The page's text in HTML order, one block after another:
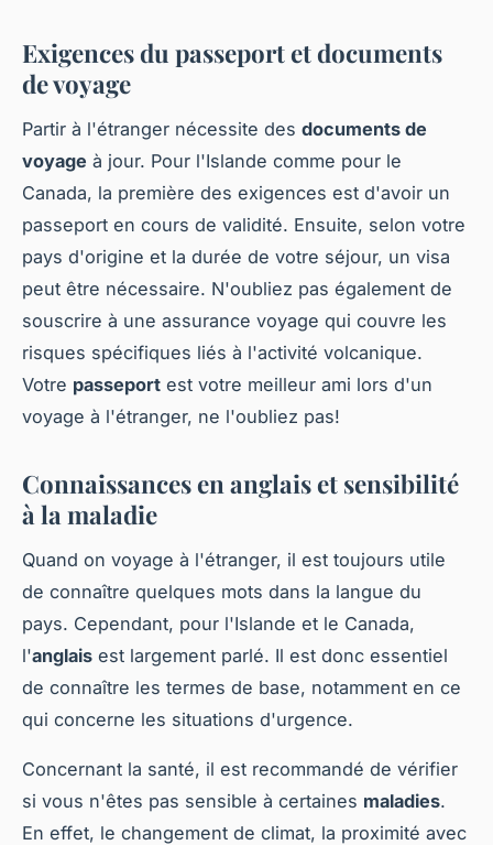
Exigences du passeport et documents
de voyage
Partir à l'étranger nécessite des documents de
voyage à jour. Pour l'Islande comme pour le
Canada, la première des exigences est d'avoir un
passeport en cours de validité. Ensuite, selon votre
pays d'origine et la durée de votre séjour, un visa
peut être nécessaire. N'oubliez pas également de
souscrire à une assurance voyage qui couvre les
risques spécifiques liés à l'activité volcanique.
Votre passeport est votre meilleur ami lors d'un
voyage à l'étranger, ne l'oubliez pas!
Connaissances en anglais et sensibilité
à la maladie
Quand on voyage à l'étranger, il est toujours utile
de connaître quelques mots dans la langue du
pays. Cependant, pour l'Islande et le Canada,
l'anglais est largement parlé. Il est donc essentiel
de connaître les termes de base, notamment en ce
qui concerne les situations d'urgence.
Concernant la santé, il est recommandé de vérifier
si vous n'êtes pas sensible à certaines maladies.
En effet, le changement de climat, la proximité avec